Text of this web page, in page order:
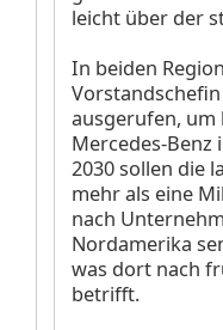
leicht über der
In beiden
ausgerufen, um
Mercedes-Benz
2030 sollen die
mehr als eine
nach
Nordamerika
was dort nach
betrifft.